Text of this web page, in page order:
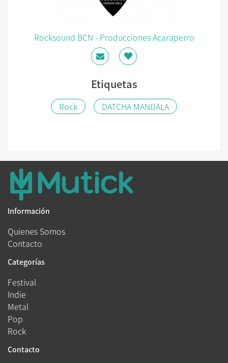
Rocksound BCN - Producciones Acaraperro
Etiquetas
Rock DATCHA MANDALA
Información
Quienes Somos
Contacto
Categorías
Festival
Indie
Metal
Pop
Rock
Contacto